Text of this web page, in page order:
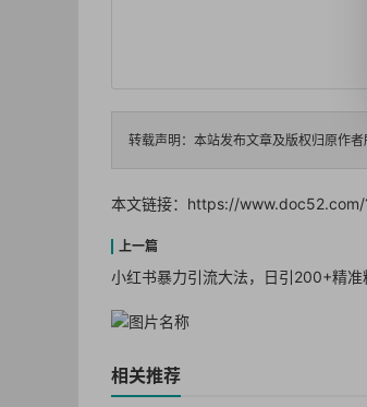
转载声明：本站发布文章及版权归原作
本文链接： https://www.doc52.com/
小红书暴力引流大法，日引200+精准
相关推荐